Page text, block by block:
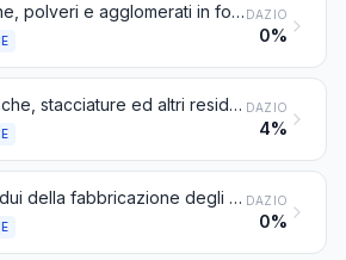
Farine, polveri e agglomerati in forma di pellets, di carni, di frattaglie, di pesci o di crostacei, di molluschi o di altri invertebrati acquatici, non adatti all'alimentazione umana; ciccioli DAZIO
0%
Crusche, stacciature ed altri residui, anche agglomerati in forma di pellets, della vagliatura, della molitura o di altre lavorazioni dei cereali o dei legumi DAZIO
4%
Residui della fabbricazione degli amidi e residui simili, polpe di barbabietole, cascami di canne da zucchero ed altri cascami della fabbricazione dello zucchero, avanzi della fabbricazione della birra o della distillazione degli alcoli, anche agglomerati in forma di pellets DAZIO
0%